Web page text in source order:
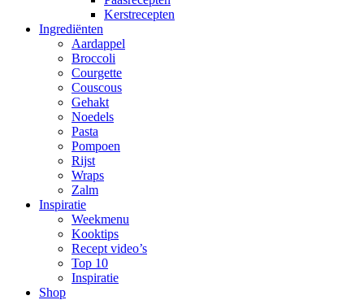
Kerstrecepten
Ingrediënten
Aardappel
Broccoli
Courgette
Couscous
Gehakt
Noedels
Pasta
Pompoen
Rijst
Wraps
Zalm
Inspiratie
Weekmenu
Kooktips
Recept video’s
Top 10
Inspiratie
Shop